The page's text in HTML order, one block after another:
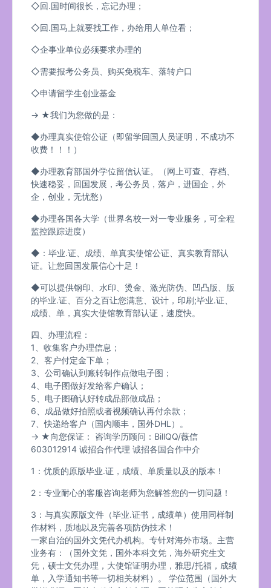
◇回.国时间很长，忘记办理；
◇回.国马上就要找工作，办给用人单位看；
◇企事业单位必须要求办理的
◇需要报考公务员、购买免税车、落转户口
◇申请留学生创业基金
→ ★我们为您做的是：
◆办理真实使馆公证（即留学回国人员证明，不成功不
收费！！！）
◆办理教育部国外学位留信认证。（网上可查、存档、
快速稳妥，回国发展，考公务员，落户，进国企，外
企，创业，无忧愁）
◆办理各国各大学（世界名校一对一专业服务，可全程
监控跟踪进度）
◆：毕业.证、成绩、单真实使馆公证、真实教育部认
证。让您回国发展信心十足！
◆可以提供钢印、水印、烫金、激光防伪、凹凸版、版
的毕业.证、百分之百让您满意、设计，印刷;毕业.证、
成绩、单，真实大使馆教育部认证，速度快。
四、办理流程：
1、收集客户办理信息；
2、客户付定金下单；
3、公司确认到账转制作点做电子图；
4、电子图做好发给客户确认；
5、电子图确认好转成品部做成品；
6、成品做好拍照或者视频确认再付余款；
7、快递给客户（国内顺丰，国外DHL）。
→ ★向您保证： 咨询学历顾问：BillQQ/薇信
603012914 诚招合作代理 诚招各国合作中介
1：优质的原版毕业.证，成绩、单质量以及的版本！
2：专业耐心的客服咨询老师为您解答您的一切问题！
3：与真实原版文件（毕业.证书，成绩单）使用同样制
作材料，质地以及完善各项防伪技术！
一家自治的国外文凭代办机构。专针对海外市场。主营
业务有：（国外文凭，国外本科文凭，海外研究生文
凭，硕士文凭办理，大使馆证明办理，雅思/托福，成绩
单，入学通知书等一切相关材料）。 学位范围（国外大